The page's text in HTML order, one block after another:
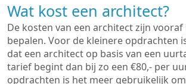
Wat kost een architect?
De kosten van een architect zijn
bepalen. Voor de kleinere opdrachten
dat een architect op basis van een
tarief begint dan bij zo een €80,- per
opdrachten is het meer gebruikelijk